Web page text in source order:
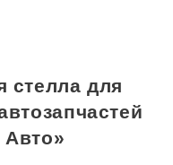
стелла для